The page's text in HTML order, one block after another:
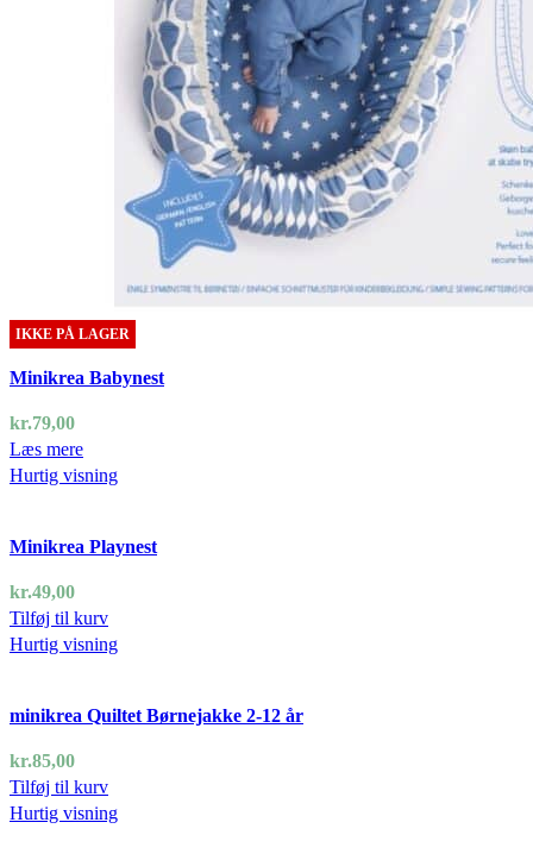
IKKE PÅ LAGER
Minikrea Babynest
kr.79,00
Læs mere
Hurtig visning
Minikrea Playnest
kr.49,00
Tilføj til kurv
Hurtig visning
minikrea Quiltet Børnejakke 2-12 år
kr.85,00
Tilføj til kurv
Hurtig visning